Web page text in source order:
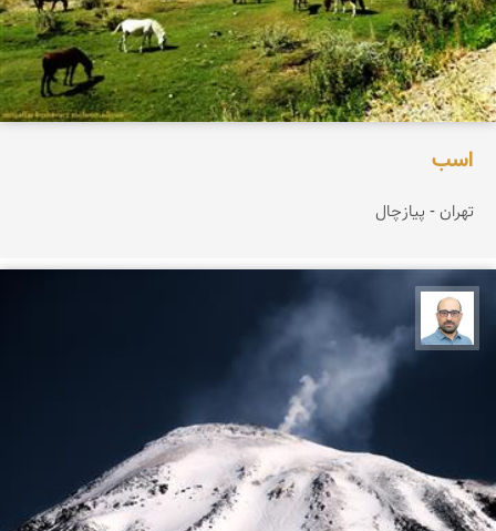
اسب
تهران - پیازچال